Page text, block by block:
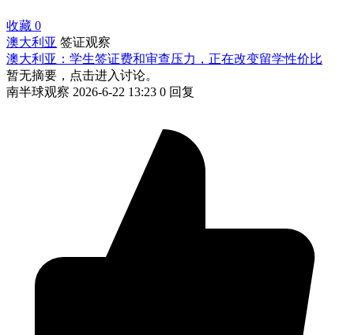
收藏 0
澳大利亚 签证观察
澳大利亚：学生签证费和审查压力，正在改变留学性价比
暂无摘要，点击进入讨论。
南半球观察 2026-6-22 13:23 0 回复